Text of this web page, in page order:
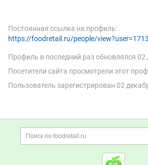
Постоянная ссылка на профиль:
https://foodretail.ru/people/
Профиль в последний раз обновлялся 02
Посетители сайта просмотрели этот
Пользователь зарегистрирован 02
Дополнительная
Cсылки